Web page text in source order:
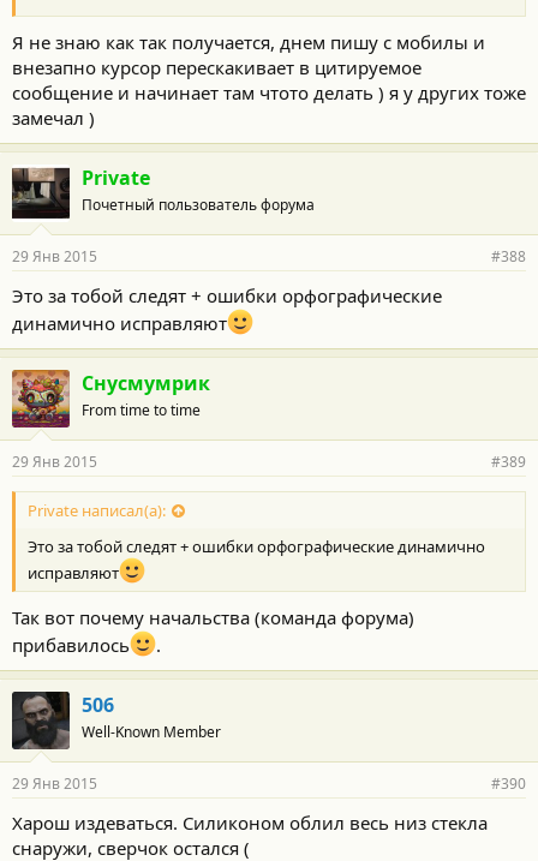
Я не знаю как так получается, днем пишу с мобилы и
внезапно курсор перескакивает в цитируемое
сообщение и начинает там чтото делать ) я у других тоже
замечал )
Private
Почетный пользователь форума
29 Янв 2015 #388
Это за тобой следят + ошибки орфографические
динамично исправляют
Снусмумрик
From time to time
29 Янв 2015 #389
Private написал(а):
Это за тобой следят + ошибки орфографические динамично
исправляют
Так вот почему начальства (команда форума)
прибавилось
.
506
Well-Known Member
29 Янв 2015 #390
Харош издеваться. Силиконом облил весь низ стекла
снаружи, сверчок остался (